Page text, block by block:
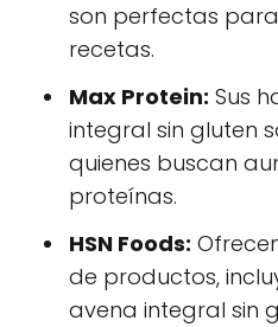
son perfectas
recetas.
Max Protein: Sus
integral sin gluten
quienes buscan
proteínas.
HSN Foods:
de productos,
avena integral sin